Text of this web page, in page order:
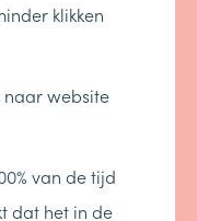
klikken
naar website
van de tijd
dat het in de